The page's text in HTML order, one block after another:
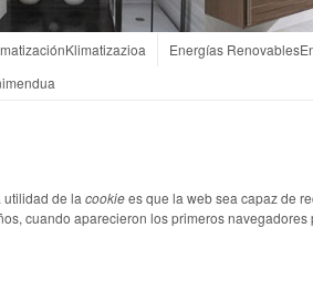
Klimatizazioa Energías Renovables
de la cookiees que la web sea capaz de
cuando aparecieron los primeros navegadores